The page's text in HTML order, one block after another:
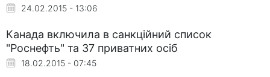
24.02.2015 - 13:06
Канада включила в санкційний список
"Роснефть" та 37 приватних осіб
18.02.2015 - 07:45